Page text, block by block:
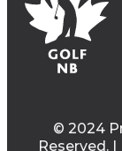
© 2024
Reserved.